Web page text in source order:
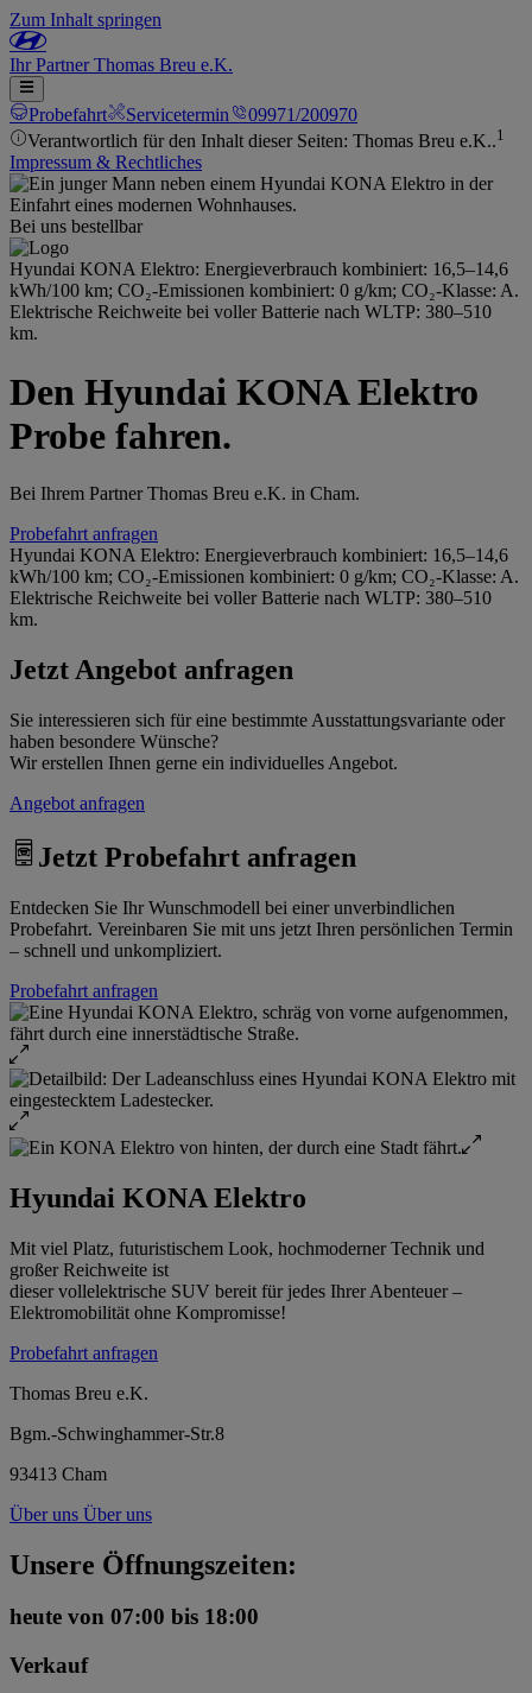
Zum Inhalt springen
IhrPartnerThomas Breu e.K.
Probefahrt Servicetermin
09971/200970
Verantwortlich für den Inhalt dieser Seiten: Thomas Breu e.K..1
Impressum & Rechtliches
Bei uns bestellbar
Hyundai KONA Elektro: Energieverbrauch kombiniert: 16,5–14,6
kWh/100 km; CO₂-Emissionen kombiniert: 0 g/km; CO₂-Klasse: A.
Elektrische Reichweite bei voller Batterie nach WLTP: 380–510
km.
Den Hyundai KONA Elektro
Probe fahren.
Bei Ihrem Partner Thomas Breu e.K. in Cham.
Probefahrt anfragen
Hyundai KONA Elektro: Energieverbrauch kombiniert: 16,5–14,6
kWh/100 km; CO₂-Emissionen kombiniert: 0 g/km; CO₂-Klasse: A.
Elektrische Reichweite bei voller Batterie nach WLTP: 380–510
km.
Jetzt Angebot anfragen
Sie interessieren sich für eine bestimmte Ausstattungsvariante oder
haben besondere Wünsche?
Wir erstellen Ihnen gerne ein individuelles Angebot.
Angebot anfragen
Jetzt Probefahrt anfragen
Entdecken Sie Ihr Wunschmodell bei einer unverbindlichen
Probefahrt. Vereinbaren Sie mit uns jetzt Ihren persönlichen Termin
– schnell und unkompliziert.
Probefahrt anfragen
Hyundai KONA Elektro
Mit viel Platz, futuristischem Look, hochmoderner Technik und
großer Reichweite ist
dieser vollelektrische SUV bereit für jedes Ihrer Abenteuer –
Elektromobilität ohne Kompromisse!
Probefahrt anfragen
Thomas Breu e.K.
Bgm.-Schwinghammer-Str.8
93413 Cham
Über uns Über uns
Unsere Öffnungszeiten:
heute von 07:00 bis 18:00
Verkauf